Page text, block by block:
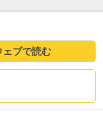
ェブで読む